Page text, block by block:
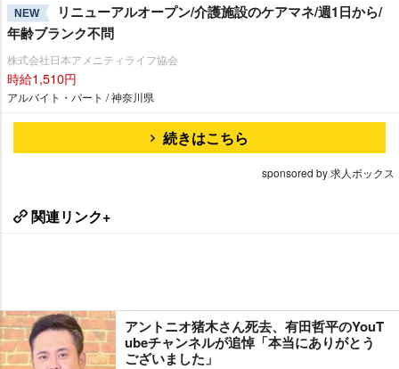
NEW
リニューアルオープン/介護施設のケアマネ/週1日から/
年齢ブランク不問
株式会社日本アメニティライフ協会
時給1,510円
アルバイト・パート / 神奈川県
続きはこちら
sponsored by 求人ボックス
関連リンク+
アントニオ猪木さん死去、有田哲平のYouT
ubeチャンネルが追悼「本当にありがとう
ございました」